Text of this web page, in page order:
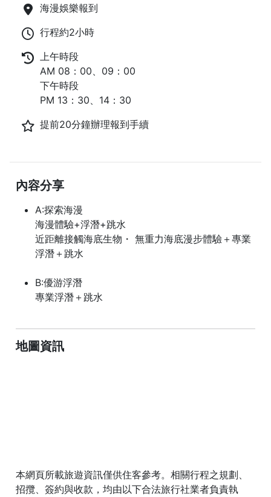
海漫娛樂報到
行程約2小時
上午時段
AM 08：00、09：00
下午時段
PM 13：30、14：30
提前20分鐘辦理報到手續
內容分享
A:探索海漫
海漫體驗+浮潛+跳水
近距離接觸海底生物・ 無重力海底漫步體驗＋專業
浮潛＋跳水
B:優游浮潛
專業浮潛＋跳水
地圖資訊
本網頁所載旅遊資訊僅供住客參考。相關行程之規劃、
招攬、簽約與收款，均由以下合法旅行社業者負責執